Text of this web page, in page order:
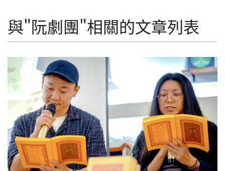
與"阮劇團"相關的文章列表